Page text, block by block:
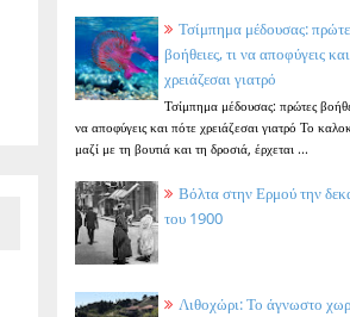
Τσίμπημα μέδουσας:
βοήθειες, τι να αποφύγεις
χρειάζεσαι γιατρό
Τσίμπημα μέδουσας: πρώτες
να αποφύγεις και πότε χρειάζεσαι γιατρό Το
μαζί με τη βουτιά και τη δροσιά, έρχεται ...
Βόλτα στην Ερμού την
του 1900
Λιθοχώρι: Το άγνωστο